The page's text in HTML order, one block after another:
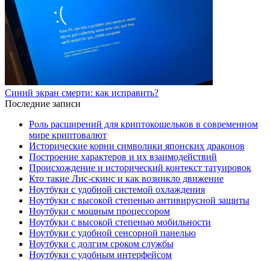
Синий экран смерти: как исправить?
Последние записи
Роль расширений для криптокошельков в современном
мире криптовалют
Исторические корни символики японских драконов
Построение характеров и их взаимодействий
Происхождение и исторический контекст татуировок
Кто такие Лис-скинс и как возникло движение
Ноутбуки с удобной системой охлаждения
Ноутбуки с высокой степенью антивирусной защиты
Ноутбуки с мощным процессором
Ноутбуки с высокой степенью мобильности
Ноутбуки с удобной сенсорной панелью
Ноутбуки с долгим сроком службы
Ноутбуки с удобным интерфейсом